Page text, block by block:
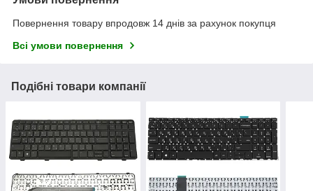
Повернення товару впродовж 14 днів за рахунок покупця
Всі умови повернення
Подібні товари компанії